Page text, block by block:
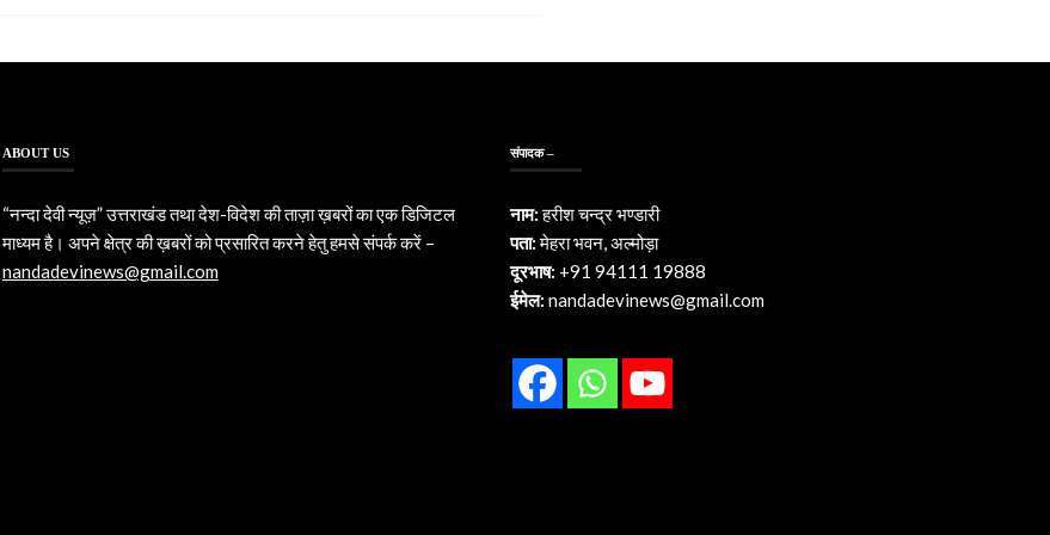
ABOUT US
“नन्दा देवी न्यूज़” उत्तराखंड तथा देश-विदेश की ताज़ा ख़बरों का एक डिजिटल
माध्यम है। अपने क्षेत्र की ख़बरों को प्रसारित करने हेतु हमसे संपर्क करें –
nandadevinews@gmail.com
संपादक –
नाम:हरीश चन्द्र भण्डारी
पता:मेहरा भवन, अल्मोड़ा
दूरभाष: +91 94111 19888
ईमेल:nandadevinews@gmail.com